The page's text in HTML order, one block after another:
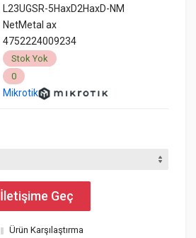
L23UGSR-5HaxD2HaxD-NM
NetMetal ax
4752224009234
Stok Yok
0
Mikrotik
İletişime Geç
Ürün Karşılaştırma